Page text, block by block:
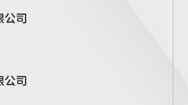
公司
公司